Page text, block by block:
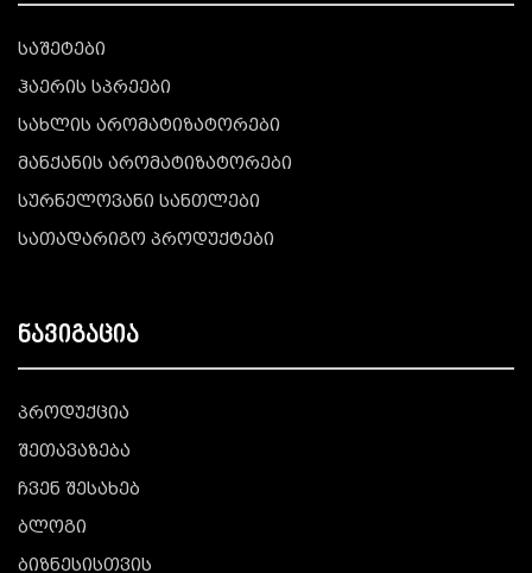
საშეტები
ჰაერის სპრეები
სახლის არომატიზატორები
მანქანის არომატიზატორები
სურნელოვანი სანთლები
სათადარიგო პროდუქტები
ნავიგაცია
პროდუქცია
შეთავაზება
ჩვენ შესახებ
ბლოგი
ბიზნესისთვის